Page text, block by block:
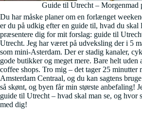
Guide til Utrecht – Morgenmad
Du har måske planer om en forlænget
er du på udkig efter en guide til, hvad du skal
præsentere dig for mit forslag: guide til
Utrecht. Jeg har været på udveksling der i 5
som mini-Asterdam. Der er stadig kanaler,
gode butikker og meget mere. Bare helt uden
coffee shops. Tro mig – det tager 25 minutter
Amsterdam Centraal, og du kan sagtens
så skønt, og byen får min største anbefaling!
guide til Utrecht – hvad skal man se, og hvor
med dig!